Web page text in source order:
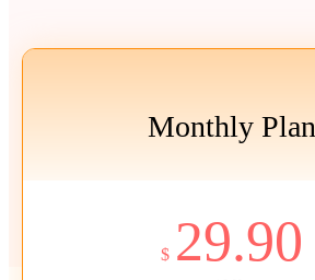
Monthly Plan
$ 29.90